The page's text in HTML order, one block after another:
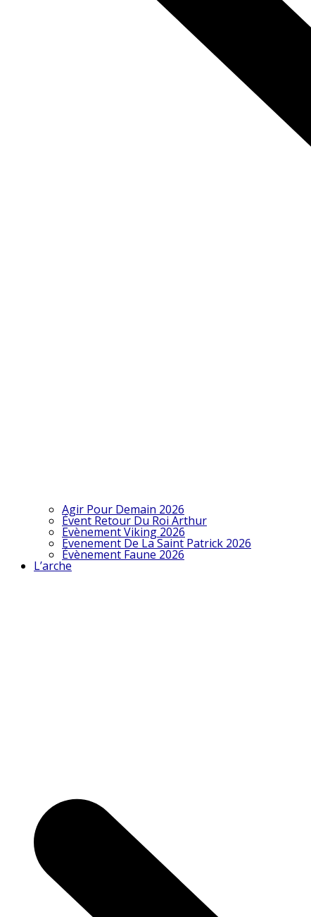
Agir Pour Demain 2026
Évent Retour Du Roi Arthur
Evènement Viking 2026
Evenement De La Saint Patrick 2026
Évènement Faune 2026
L’arche